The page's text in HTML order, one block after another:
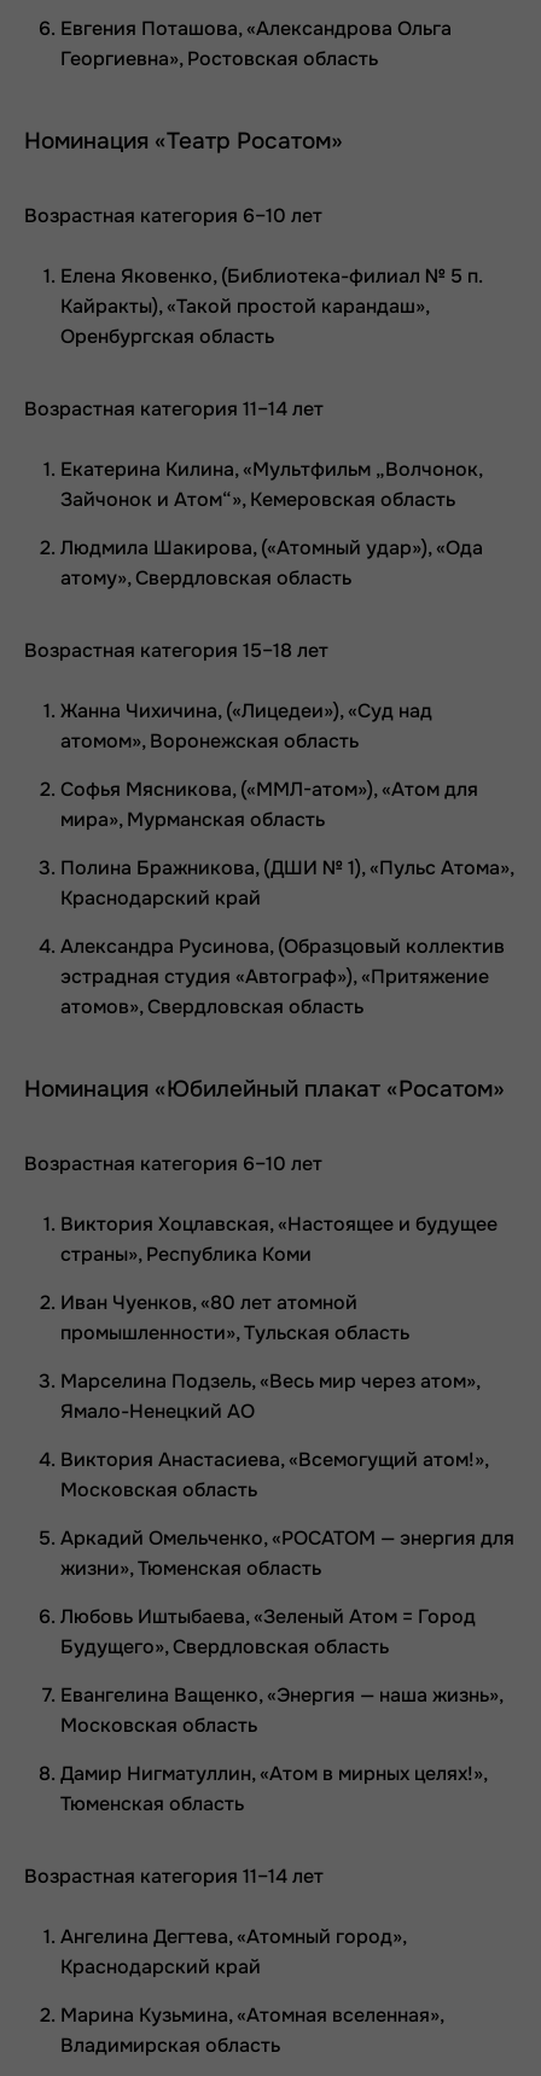
Евгения Поташова, «Александрова Ольга
Георгиевна», Ростовская область
Номинация «Театр Росатом»
Возрастная категория 6–10 лет
Елена Яковенко, (Библиотека-филиал № 5 п.
Кайракты), «Такой простой карандаш»,
Оренбургская область
Возрастная категория 11–14 лет
Екатерина Килина, «Мультфильм „Волчонок,
Зайчонок и Атом“», Кемеровская область
Людмила Шакирова, («Атомный удар»), «Ода
атому», Свердловская область
Возрастная категория 15–18 лет
Жанна Чихичина, («Лицедеи»), «Суд над
атомом», Воронежская область
Софья Мясникова, («ММЛ-атом»), «Атом для
мира», Мурманская область
Полина Бражникова, (ДШИ № 1), «Пульс Атома»,
Краснодарский край
Александра Русинова, (Образцовый коллектив
эстрадная студия «Автограф»), «Притяжение
атомов», Свердловская область
Номинация «Юбилейный плакат «Росатом»
Возрастная категория 6–10 лет
Виктория Хоцлавская, «Настоящее и будущее
страны», Республика Коми
Иван Чуенков, «80 лет атомной
промышленности», Тульская область
Марселина Подзель, «Весь мир через атом»,
Ямало-Ненецкий АО
Виктория Анастасиева, «Всемогущий атом!»,
Московская область
Аркадий Омельченко, «РОСАТОМ — энергия для
жизни», Тюменская область
Любовь Иштыбаева, «Зеленый Атом = Город
Будущего», Свердловская область
Евангелина Ващенко, «Энергия — наша жизнь»,
Московская область
Дамир Нигматуллин, «Атом в мирных целях!»,
Тюменская область
Возрастная категория 11–14 лет
Ангелина Дегтева, «Атомный город»,
Краснодарский край
Марина Кузьмина, «Атомная вселенная»,
Владимирская область